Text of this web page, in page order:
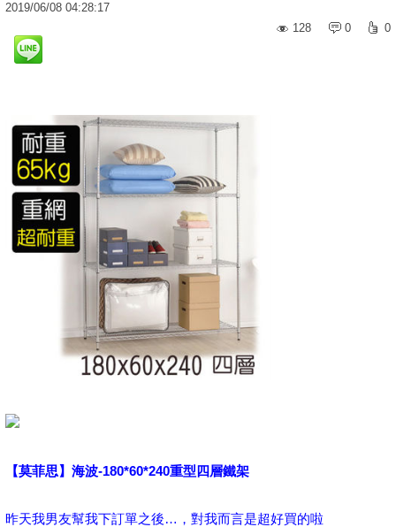
2019/06/08 04:28:17
128
0 0
【莫菲思】海波-180*60*240重型四層鐵架
昨天我男友幫我下訂單之後…，對我而言是超好買的啦